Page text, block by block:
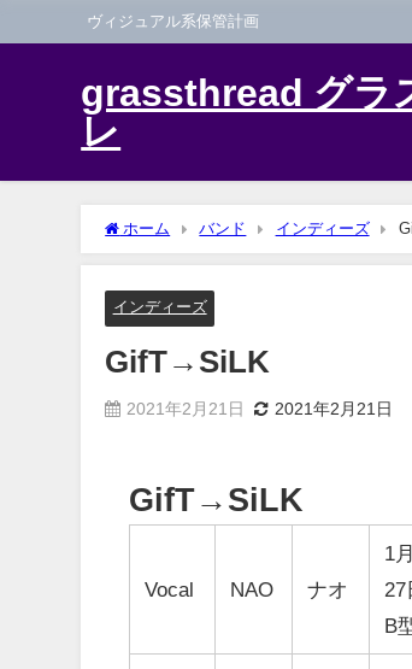
ヴィジュアル系保管計画
grassthread グラ
レ
ホーム バンド インディーズ
インディーズ
GifT→SiLK
2021年2月21日 2021年2月21日
GifT→SiLK
Vocal NAO ナオ
1月
27
B